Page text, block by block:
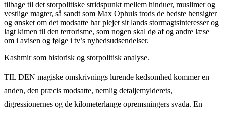
tilbage til det storpolitiske stridspunkt mellem hinduer, muslimer og
vestlige magter, så sandt som Max Ophuls trods de bedste hensigter
og ønsket om det modsatte har plejet sit lands stormagtsinteresser og
lagt kimen til den terrorisme, som nogen skal dø af og andre læse
om i avisen og følge i tv’s nyhedsudsendelser.
Kashmir som historisk og storpolitisk analyse.
TIL DEN magiske omskrivnings lurende kedsomhed kommer en
anden, den præcis modsatte, nemlig detaljemylderets,
digressionernes og de kilometerlange opremsningers svada. En